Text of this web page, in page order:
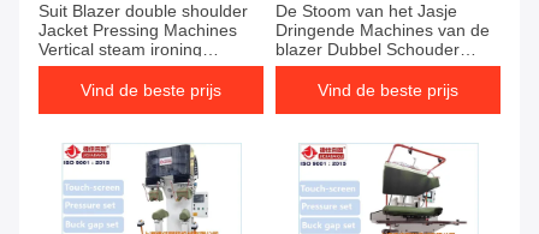
Suit Blazer double shoulder
Jacket Pressing Machines
Vertical steam ironing
equipment
Vind de beste prijs
De Stoom van het Jasje
Dringende Machines van de
blazer Dubbel Schouder
Verticaal het Strijken
MateriaalVind de beste prijs